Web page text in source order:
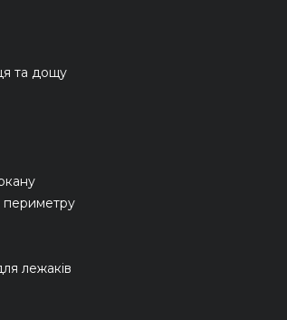
та дощу
периметру
лежаків